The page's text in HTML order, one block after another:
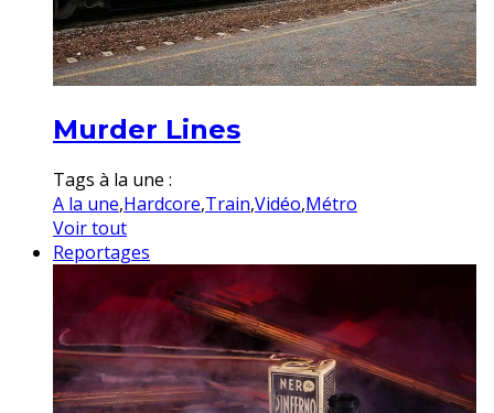
Murder Lines
Tags à la une :
A la une,Hardcore,Train,Vidéo,Métro
Voir tout
Reportages